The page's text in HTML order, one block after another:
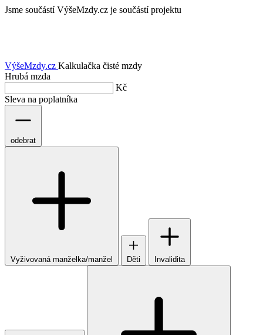
Jsme součástí VýšeMzdy.cz je součástí projektu
VýšeMzdy.cz Kalkulačka čisté mzdy
Hrubá mzda
Kč
Sleva na poplatníka
odebrat
Vyživovaná manželka/manžel Děti Invalidita